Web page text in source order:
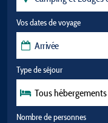
Vos dates de voyage
Type de séjour
Tous hébergements
Nombre de personnes